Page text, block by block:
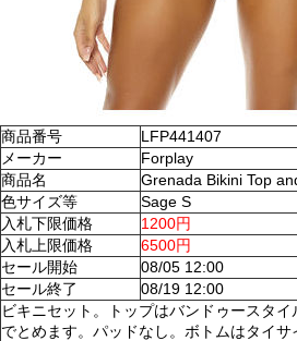
商品番号
LFP441407
メーカー
Forplay
商品名
Grenada Bikini Top
色サイズ等
Sage S
入札下限価格
1200円
入札上限価格
6500円
セール開始
08/05 12:00
セール終了
08/19 12:00
ビキニセット。トップはバンドゥースタ
でとめます。パッドなし。ボトムはタイサ